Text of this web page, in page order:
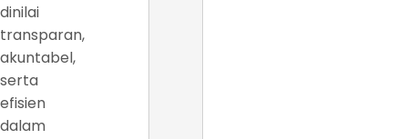
dinilai
transparan,
akuntabel,
serta
efisien
dalam